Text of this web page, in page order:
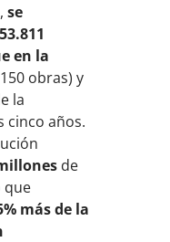
se
en la
obras) y
la
cinco años.
de
que
más de la